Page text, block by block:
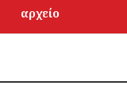
αρχείο